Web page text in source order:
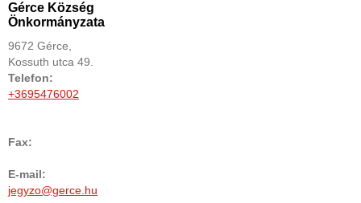
Gérce Község
Önkormányzata
9672 Gérce,
Kossuth utca 49.
Telefon:
+3695476002
Fax:
E-mail:
jegyzo@gerce.hu